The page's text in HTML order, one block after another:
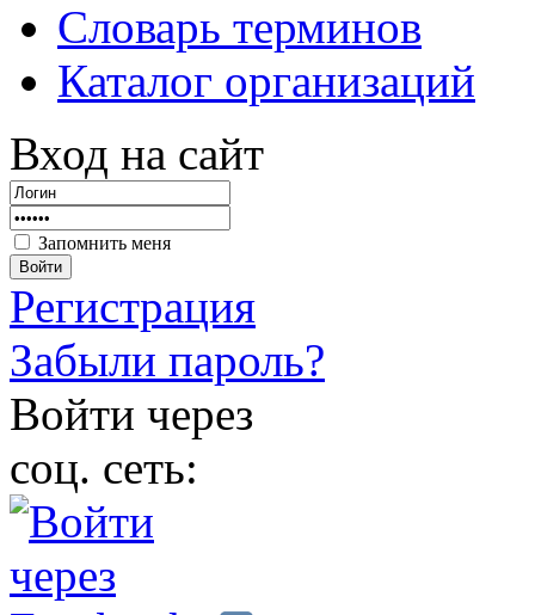
Словарь терминов
Каталог организаций
Вход на сайт
Запомнить меня
Войти
Регистрация
Забыли пароль?
Войти через
соц. сеть: